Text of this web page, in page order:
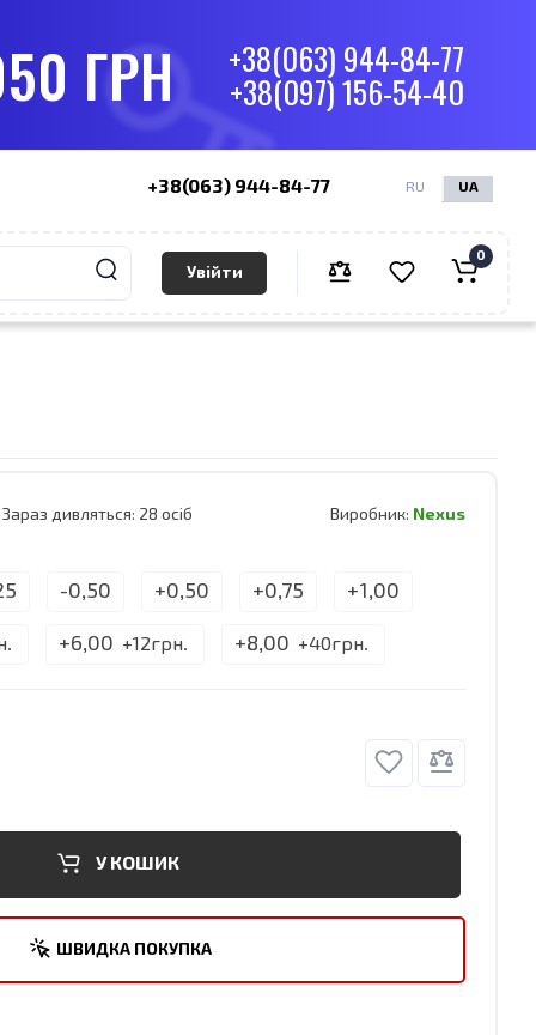
ГРН +38(063) 944-84-77
+38(097) 156-54-40
+38(063) 944-84-77 RU UA
Увійти
0
Зараз дивляться: 28 осіб Виробник: Nexus
-0,50 +0,50 +0,75 +1,00
+6,00 +12грн. +8,00 +40грн.
У КОШИК
ШВИДКА ПОКУПКА